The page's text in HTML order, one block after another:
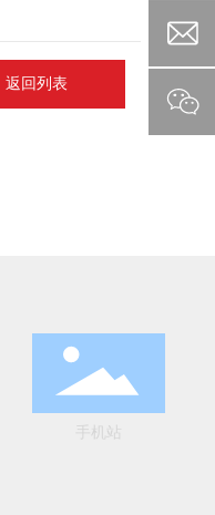
返回列表
手机站